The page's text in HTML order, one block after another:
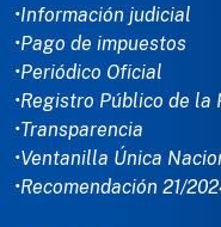
•Información judicial
•Pago de impuestos
•Periódico Oficial
•Registro Público de la
•Transparencia
•Ventanilla Única
•Recomendación 21/